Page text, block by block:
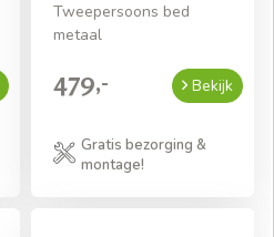
Tweepersoons bed
metaal
479,- Bekijk
Gratis bezorging &
montage!